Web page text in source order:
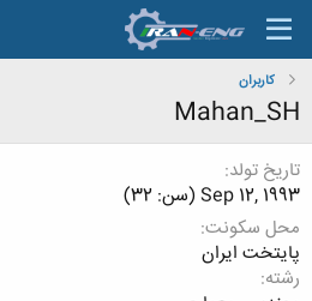
کاربران
Mahan_SH
تاریخ تولد
Sep 12, 1993 (سن: 32)
محل سکونت
پایتخت ایران
رشته